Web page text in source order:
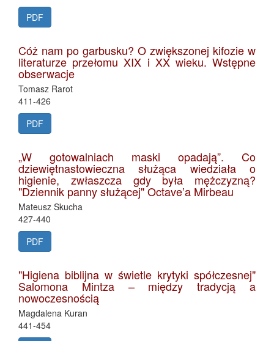
PDF
Cóż nam po garbusku? O zwiększonej kifozie w
literaturze przełomu XIX i XX wieku. Wstępne
obserwacje
Tomasz Rarot
411-426
PDF
„W gotowalniach maski opadają”. Co
dziewiętnastowieczna służąca wiedziała o
higienie, zwłaszcza gdy była mężczyzną?
"Dziennik panny służącej" Octave’a Mirbeau
Mateusz Skucha
427-440
PDF
"Higiena biblijna w świetle krytyki spółczesnej"
Salomona Mintza – między tradycją a
nowoczesnością
Magdalena Kuran
441-454